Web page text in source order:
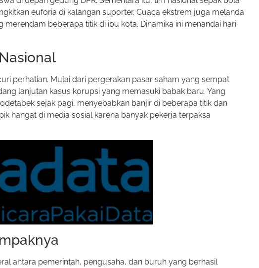
euforia di kalangan suporter. Cuaca ekstrem juga melanda
beberapa titik di ibu kota. Dinamika ini menandai hari
perhatian. Mulai dari pergerakan pasar saham yang sempat
lanjutan kasus korupsi yang memasuki babak baru. Yang
sejak pagi, menyebabkan banjir di beberapa titik dan
hangat di media sosial karena banyak pekerja terpaksa
antara pemerintah, pengusaha, dan buruh yang berhasil